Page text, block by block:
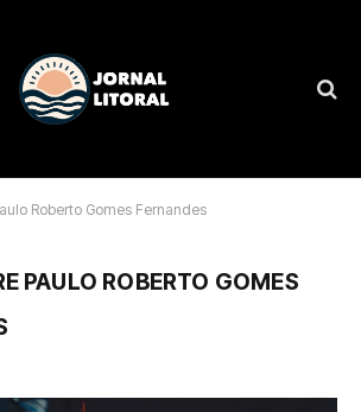
Roberto Gomes Fernandes
PAULO ROBERTO GOMES